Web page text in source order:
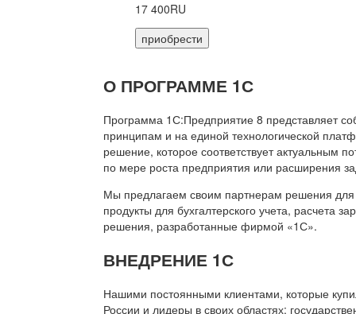
17 400RU
приобрести
О ПРОГРАММЕ 1С
Программа 1С:Предприятие 8 представляет
принципам и на единой технологической
решение, которое соответствует актуальным
по мере роста предприятия или расширения
Мы предлагаем своим партнерам решения для
продукты для бухгалтерского учета, расчета
решения, разработанные фирмой «1С».
ВНЕДРЕНИЕ 1С
Нашими постоянными клиентами, которые
России и лидеры в своих областях: